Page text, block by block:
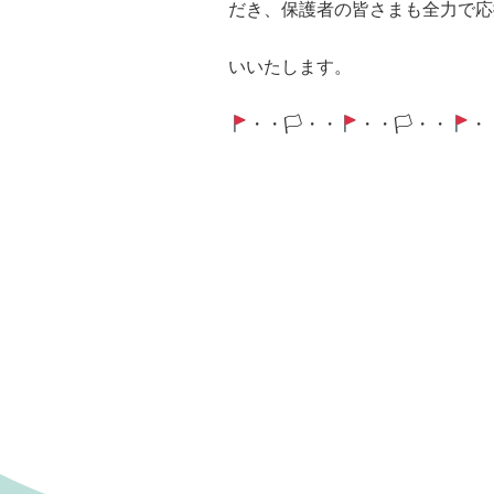
だき、保護者の皆さまも全力で
いいたします。
・・🏳・・ ・・🏳・・